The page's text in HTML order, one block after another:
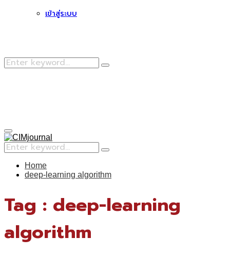
เข้าสู่ระบบ
Search
Search
Primary
Menu
Search
for:
Search
Home
deep-learning algorithm
Tag : deep-learning
algorithm